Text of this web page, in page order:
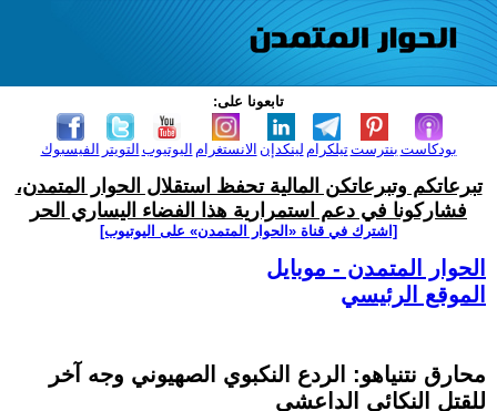
تابعونا على:
الفيسبوك التويتر اليوتيوب الانستغرام لينكدإن تيلكرامبنترست بودكاست
تبرعاتكم وتبرعاتكن المالية تحفظ استقلال الحوار المتمدن،
فشاركونا في دعم استمرارية هذا الفضاء اليساري الحر
[اشترك في قناة ‫«الحوار المتمدن» على اليوتيوب]
الحوار المتمدن - موبايل
الموقع الرئيسي
محارق نتنياهو: الردع النكبوي الصهيوني وجه آخر
للقتل النكائي الداعشي